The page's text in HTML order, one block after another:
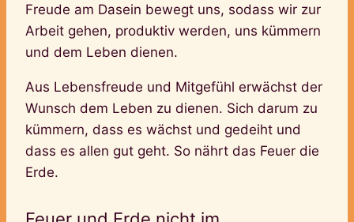
Freude am Dasein bewegt uns, sodass wir zur
Arbeit gehen, produktiv werden, uns kümmern
und dem Leben dienen.
Aus Lebensfreude und Mitgefühl erwächst der
Wunsch dem Leben zu dienen. Sich darum zu
kümmern, dass es wächst und gedeiht und
dass es allen gut geht. So nährt das Feuer die
Erde.